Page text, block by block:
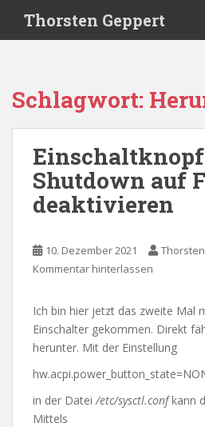
i
Thorsten Geppert
Schlagwort:
Shutdown auf
deaktivieren
10. Dezember 2021
Kommentar hinterlassen
Ich bin hier jetzt das zweite Mal
Einschalter gekommen. Direkt
herunter. Mit der Einstellung
in der Datei/etc/sysctl.confkann
Mittels